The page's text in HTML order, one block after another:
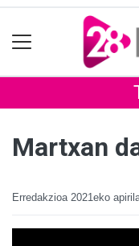
Martxan
Erredakzioa 2021eko